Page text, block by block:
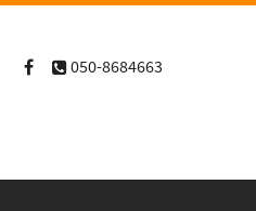
050-8684663